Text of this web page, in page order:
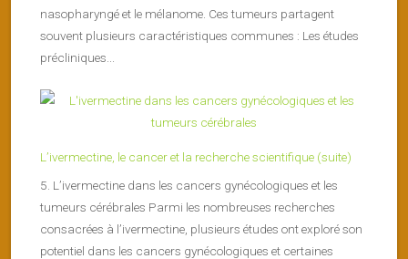
nasopharyngé et le mélanome. Ces tumeurs partagent
souvent plusieurs caractéristiques communes : Les études
précliniques...
L’ivermectine, le cancer et la recherche scientifique (suite)
5. L’ivermectine dans les cancers gynécologiques et les
tumeurs cérébrales Parmi les nombreuses recherches
consacrées à l’ivermectine, plusieurs études ont exploré son
potentiel dans les cancers gynécologiques et certaines